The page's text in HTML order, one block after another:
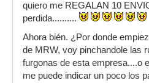
quiero me REGALAN 10
perdida..........
Ahora bién. ¿Por donde
de MRW, voy pinchandole las
furgonas de esta empresa....o
me puede indicar un poco los